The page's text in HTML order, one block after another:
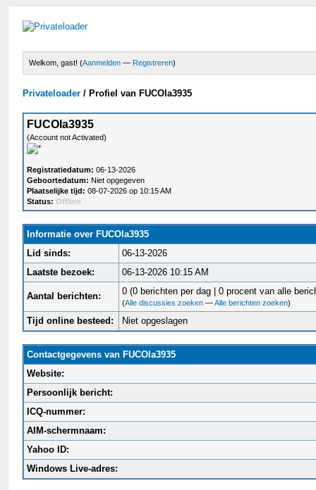
Welkom, gast! (Aanmelden — Registreren)
Privateloader / Profiel van FUCOla3935
FUCOla3935
(Account not Activated)
Registratiedatum: 06-13-2026
Geboortedatum: Niet opgegeven
Plaatselijke tijd: 08-07-2026 op 10:15 AM
Status: Offline
Informatie over FUCOla3935
Lid sinds:
06-13-2026
Laatste bezoek:
06-13-2026 10:15 AM
Aantal berichten: 0 (0 berichten per dag | 0 procent van alle
(Alle discussies zoeken —Alle berichten zoeken)
Tijd online besteed: Niet opgeslagen
Contactgegevens van FUCOla3935
Website:
Persoonlijk bericht:
ICQ-nummer:
AIM-schermnaam:
Yahoo ID:
Windows Live-adres: